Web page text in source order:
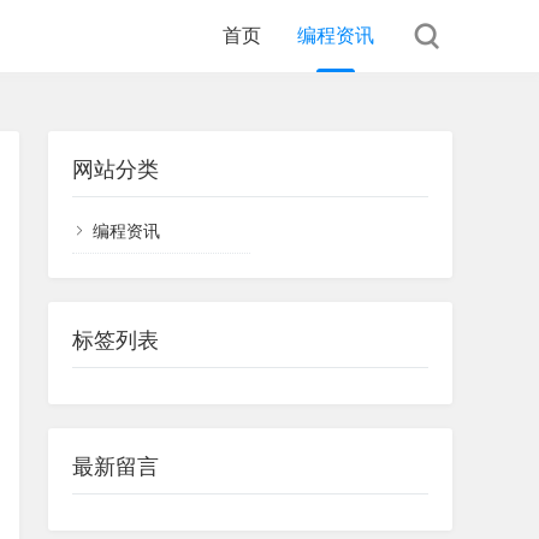
首页 编程资讯
网站分类
编程资讯
标签列表
最新留言